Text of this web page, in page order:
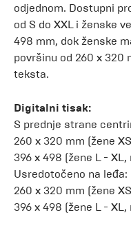
odjednom. Dostupni
od S do XXL i ženske
498 mm, dok ženske
površinu od 260 x 320
teksta.
Digitalni tisak:
S prednje strane
260 x 320 mm (žene
396 x 498 (žene L -
Usredotočeno na leđa:
260 x 320 mm (žene
396 x 498 (žene L -